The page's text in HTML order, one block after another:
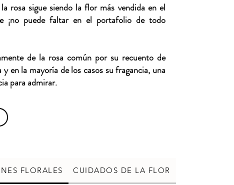
rosa sigue siendo la flor más vendida en el
¡no puede faltar en el portafolio de todo
de la rosa común por su recuento de
en la mayoría de los casos su fragancia, una
para admirar.
FLORALES CUIDADOS DE LA FLOR